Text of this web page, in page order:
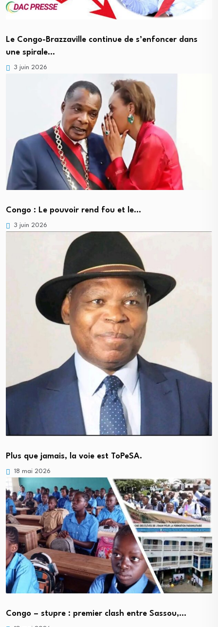
Le Congo-Brazzaville continue de s’enfoncer dans
une spirale…
3 juin 2026
Congo : Le pouvoir rend fou et le…
3 juin 2026
Plus que jamais, la voie est ToPeSA.
18 mai 2026
Congo – stupre : premier clash entre Sassou,…